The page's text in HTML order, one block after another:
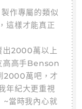
作專屬的類似
這樣才能真正
出2000萬以上
高高手Benson
2000萬吧，才
年紀大更重視
~當時我內心就